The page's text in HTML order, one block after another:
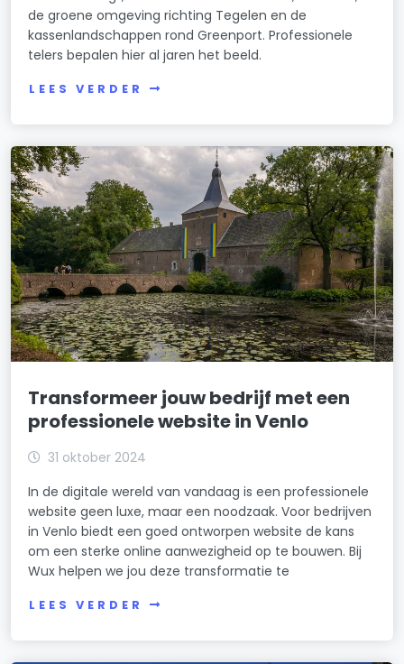
de groene omgeving richting Tegelen en de
kassenlandschappen rond Greenport. Professionele
telers bepalen hier al jaren het beeld.
LEES VERDER
Transformeer jouw bedrijf met een
professionele website in Venlo
31 oktober 2024
In de digitale wereld van vandaag is een professionele
website geen luxe, maar een noodzaak. Voor bedrijven
in Venlo biedt een goed ontworpen website de kans
om een sterke online aanwezigheid op te bouwen. Bij
Wux helpen we jou deze transformatie te
LEES VERDER